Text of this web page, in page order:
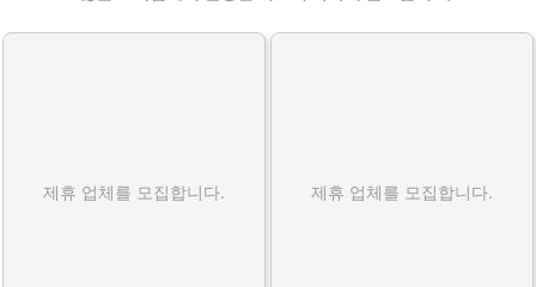
제휴 업체를 모집합니다. 제휴 업체를 모집합니다.